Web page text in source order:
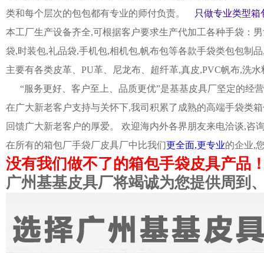
类和每个层次的包包都有专业的师付负责。
只做专业类型箱
本工厂生产设备齐全,可根据客户要求生产代加工各种手袋：
袋,时装包,礼品袋,手机包,相机包,帆布包等各款手袋类包包制
主要有各类皮革、PU革、尼龙布、超纤革,真皮,PVC帆布,洗
“服务更好、客户至上、品质更优”是基基皮具厂坚定的经
在广大新老客户支持与关怀下,我司积累了成熟的高端手袋类
回馈广大新老客户的厚爱。 欢迎海内外各界朋友来电洽谈,咨
在所有的箱包厂手袋厂皮具厂中比我们更全面,更专业的企业,
没有我们做不了的箱包手袋皮具产品
广州基基皮具厂将竭诚为您提供周到